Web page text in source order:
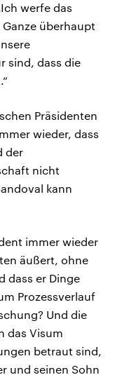
werfe das
überhaupt
sind, dass die
Präsidenten
wieder, dass
der
nicht
kann
immer wieder
äußert, ohne
dass er Dinge
Prozessverlauf
Und die
das Visum
betraut sind,
und seinen Sohn